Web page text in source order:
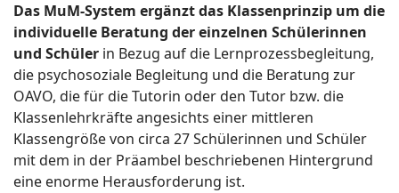
Das MuM-System ergänzt das Klassenprinzip um die
individuelle Beratung der einzelnen Schülerinnen
und Schüler in Bezug auf die Lernprozessbegleitung,
die psychosoziale Begleitung und die Beratung zur
OAVO, die für die Tutorin oder den Tutor bzw. die
Klassenlehrkräfte angesichts einer mittleren
Klassengröße von circa 27 Schülerinnen und Schüler
mit dem in der Präambel beschriebenen Hintergrund
eine enorme Herausforderung ist.